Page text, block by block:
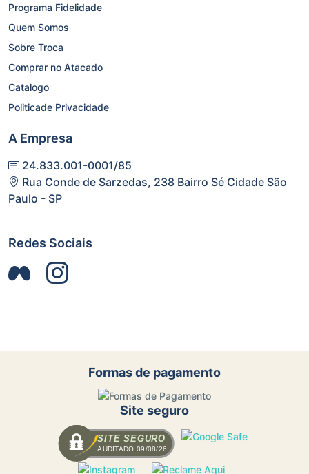
Programa Fidelidade
Quem Somos
Sobre Troca
Comprar no Atacado
Catalogo
Politicade Privacidade
A Empresa
24.833.001-0001/85
Rua Conde de Sarzedas, 238 Bairro Sé Cidade São
Paulo - SP
Redes Sociais
Formas de pagamento
Site seguro
SITE SEGURO
AUDITADO 09/08/26